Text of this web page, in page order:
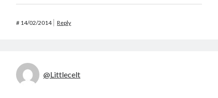
# 14/02/2014 Reply
@Littlecelt